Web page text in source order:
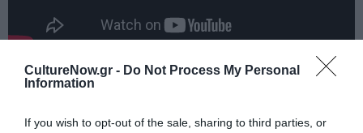
CultureNow.gr - Do Not Process My Personal
Information
If you wish to opt-out of the sale, sharing to third parties, or
Ακολουθήστε το Culturenow.gr στο Google News
και